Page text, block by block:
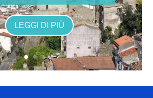
LEGGI DI PIÙ